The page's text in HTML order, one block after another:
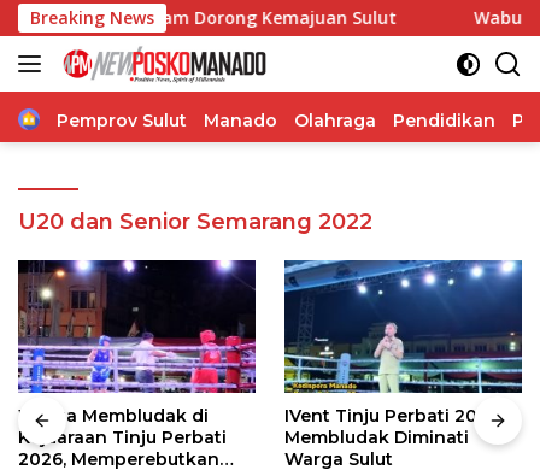
Langsung
ke
konten
Breaking News
Pangdam Dorong Kemajuan Sulut Wabup
Home
Pemprov Sulut Manado Olahraga Pendidikan
U20 dan Senior Semarang 2022
Warga Membludak di
Kejuaraan Tinju Perbati
2026, Memperebutkan
IVent Tinju Perbati 2026
Membludak Diminati
Warga Sulut